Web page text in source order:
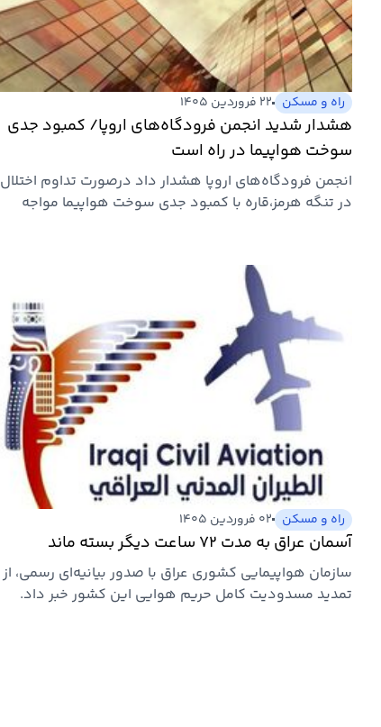
راه و مسکن ۲۲ فروردین ۱۴۰۵
هشدار شدید انجمن فرودگاه‌های اروپا/ کمبود جدی
سوخت هواپیما در راه است
انجمن فرودگاه‌های اروپا هشدار داد درصورت تداوم اختلال
در تنگه هرمز،قاره با کمبود جدی سوخت هواپیما مواجه
راه و مسکن ۰۲ فروردین ۱۴۰۵
آسمان عراق به مدت ۷۲ ساعت دیگر بسته ماند
سازمان هواپیمایی کشوری عراق با صدور بیانیه‌ای رسمی، از
تمدید مسدودیت کامل حریم هوایی این کشور خبر داد.